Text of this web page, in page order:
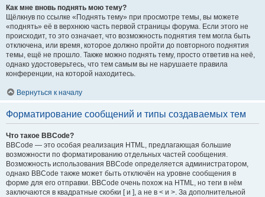
Как мне вновь поднять мою тему?
Щёлкнув по ссылке «Поднять тему» при просмотре темы, вы можете
«поднять» её в верхнюю часть первой страницы форума. Если этого не
происходит, то это означает, что возможность поднятия тем могла быть
отключена, или время, которое должно пройти до повторного поднятия
темы, ещё не прошло. Также можно поднять тему, просто ответив на неё,
однако удостоверьтесь, что тем самым вы не нарушаете правила
конференции, на которой находитесь.
Вернуться к началу
Форматирование сообщений и типы создаваемых тем
Что такое BBCode?
BBCode — это особая реализация HTML, предлагающая большие
возможности по форматированию отдельных частей сообщения.
Возможность использования BBCode определяется администратором,
однако BBCode также может быть отключён на уровне сообщения в
форме для его отправки. BBCode очень похож на HTML, но теги в нём
заключаются в квадратные скобки [ и ], а не в < и >. За дополнительной